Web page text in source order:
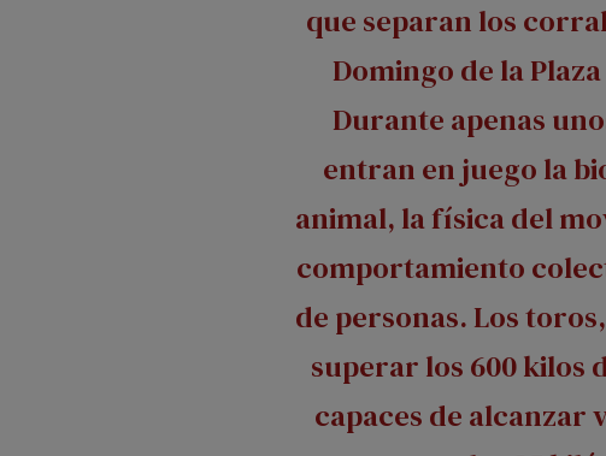
que separan los
Domingo de la
Durante apenas
entran en juego la
animal, la física del
comportamiento
de personas. Los
superar los 600 kilos
capaces de alcanzar